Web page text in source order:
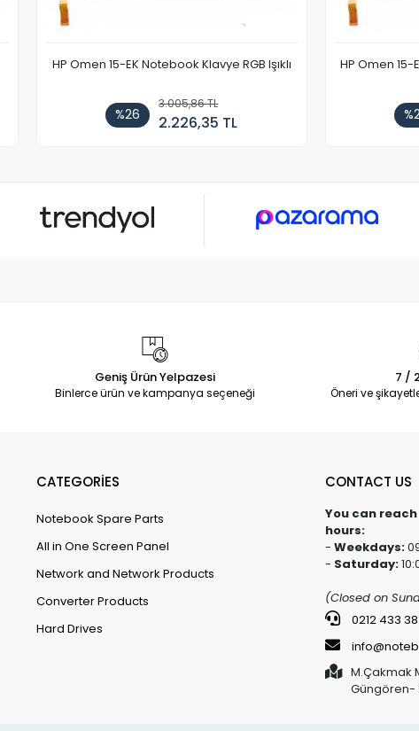
HP Omen 15-EK Notebook Klavye RGB Işıklı
%26
3.005,86 TL
2.226,35 TL
HP Omen 15-
Geniş Ürün Yelpazesi
Binlerce ürün ve kampanya seçeneği
7 /
Öneri ve
CATEGORİES
Notebook Spare Parts
All in One Screen Panel
Network and Network Products
Converter Products
Hard Drives
CONTACT US
You can
hours:
- Weekdays:
- Saturday:
(Closed on
0212 433
M.Çakmak
Güngören-